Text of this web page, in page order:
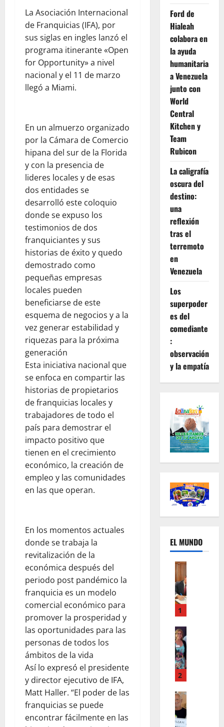
La Asociación Internacional
de Franquicias (IFA), por
sus siglas en ingles lanzó el
programa itinerante «Open
for Opportunity» a nivel
nacional y el 11 de marzo
llegó a Miami.
En un almuerzo organizado
por la Cámara de Comercio
hipana del sur de la Florida
y con la presencia de
lideres locales y de esas
dos entidades se
desarrolló este coloquio
donde se expuso los
testimonios de dos
franquiciantes y sus
historias de éxito y quedo
demostrado como
pequeñas empresas
locales pueden
beneficiarse de este
esquema de negocios y a la
vez generar estabilidad y
riquezas para la próxima
generación
Esta iniciativa nacional que
se enfoca en compartir las
historias de propietarios
de franquicias locales y
trabajadores de todo el
país para demostrar el
impacto positivo que
tienen en el crecimiento
económico, la creación de
empleo y las comunidades
en las que operan.
En los momentos actuales
donde se trabaja la
revitalización de la
económica después del
periodo post pandémico la
franquicia es un modelo
comercial económico para
promover la prosperidad y
las oportunidades para las
personas de todos los
ámbitos de la vida
Así lo expresó el presidente
y director ejecutivo de IFA,
Matt Haller. “El poder de las
franquicias se puede
encontrar fácilmente en las
Ford de
Hialeah
colabora en
la ayuda
humanitaria
a Venezuela
junto con
World
Central
Kitchen y
Team
Rubicon
La caligrafía
oscura del
destino:
una
reflexión
tras el
terremoto
en
Venezuela
Los
superpoder
es del
comediante
:
observación
y la empatía
EL MUNDO
1
2